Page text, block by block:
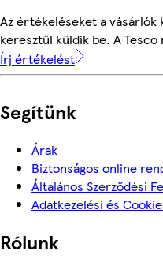
Az értékeléseket a vásárlók
keresztül küldik be. A
Írj értékelést
Segítünk
Árak
Biztonságos online
Általános Szerződési
Adatkezelési és
Rólunk